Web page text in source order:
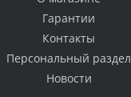
Гарантии
Контакты
Персональный раздел
Новости